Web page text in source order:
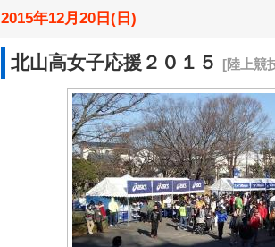
2015年12月20日(日)
北山高女子応援２０１５ [陸上競